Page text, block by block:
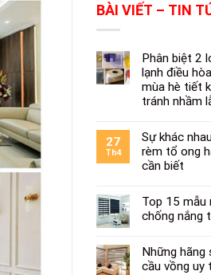
BÀI VIẾT – TIN
Phân biệt 2
lạnh điều
mùa hè tiết
tránh nhầm
27
Th4
Sự khác
rèm tổ ong
cần biết
Top 15 mẫu
chống nắng
Những hãng
cầu vồng uy